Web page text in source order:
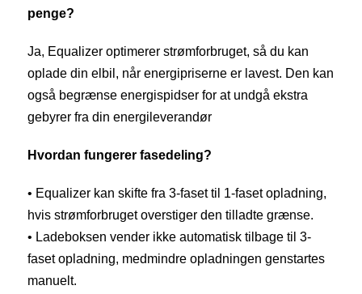
penge?
Ja, Equalizer optimerer strømforbruget, så du kan
oplade din elbil, når energipriserne er lavest. Den kan
også begrænse energispidser for at undgå ekstra
gebyrer fra din energileverandør
Hvordan fungerer fasedeling?
• Equalizer kan skifte fra 3-faset til 1-faset opladning,
hvis strømforbruget overstiger den tilladte grænse.
• Ladeboksen vender ikke automatisk tilbage til 3-
faset opladning, medmindre opladningen genstartes
manuelt.